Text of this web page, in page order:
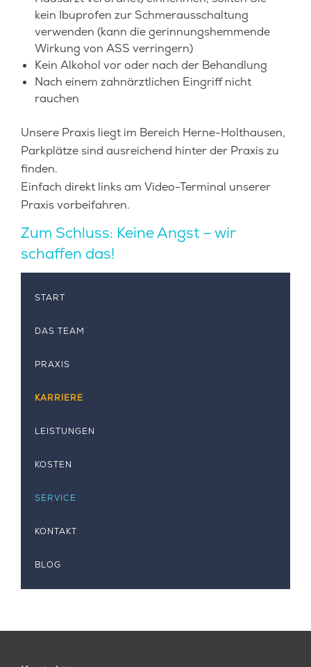
kein Ibuprofen zur Schmerausschaltung
verwenden (kann die gerinnungshemmende
Wirkung von ASS verringern)
Kein Alkohol vor oder nach der Behandlung
Nach einem zahnärztlichen Eingriff nicht
rauchen
Unsere Praxis liegt im Bereich Herne-Holthausen,
Parkplätze sind ausreichend hinter der Praxis zu
finden.
Einfach direkt links am Video-Terminal unserer
Praxis vorbeifahren.
Zum Schluss: Keine Angst – wir
schaffen das!
START
DAS TEAM
PRAXIS
KARRIERE
LEISTUNGEN
KOSTEN
SERVICE
KONTAKT
BLOG